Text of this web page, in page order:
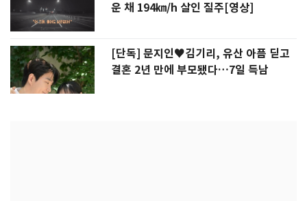
운 채 194㎞/h 살인 질주[영상]
[단독] 문지인♥김기리, 유산 아픔 딛고
결혼 2년 만에 부모됐다…7일 득남